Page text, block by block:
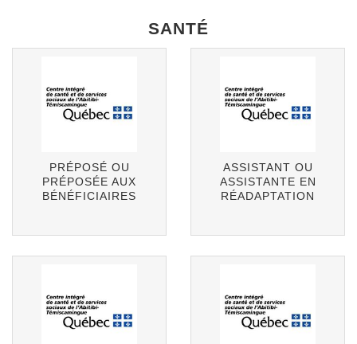
SANTÉ
PRÉPOSÉ OU
PRÉPOSÉE AUX
BÉNÉFICIAIRES
ASSISTANT OU
ASSISTANTE EN
RÉADAPTATION